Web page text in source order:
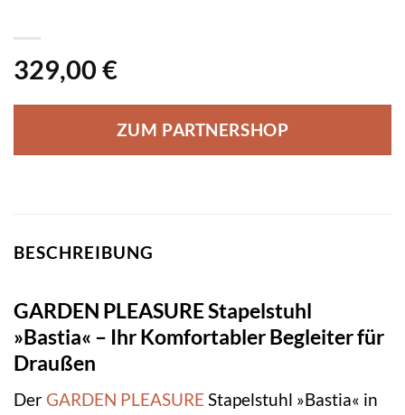
329,00 €
ZUM PARTNERSHOP
BESCHREIBUNG
GARDEN PLEASURE Stapelstuhl
»Bastia« – Ihr Komfortabler Begleiter für
Draußen
Der GARDEN PLEASURE Stapelstuhl »Bastia« in